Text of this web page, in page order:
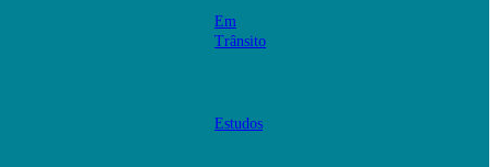
Em
Trânsito
Estudos